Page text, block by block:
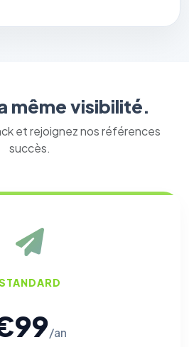
même visibilité.
et rejoignez nos références
succès.
/an